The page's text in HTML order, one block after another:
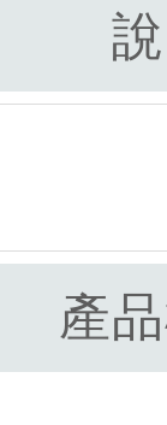
產